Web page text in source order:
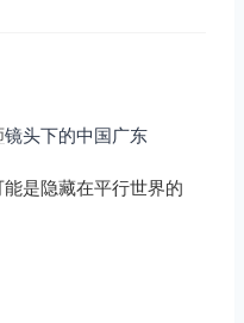
镜头下的中国广东
是隐藏在平行世界的